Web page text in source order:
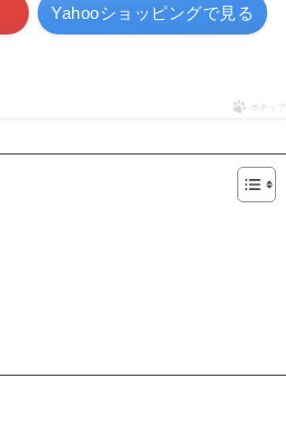
Yahooショッピングで見る
ポチップ